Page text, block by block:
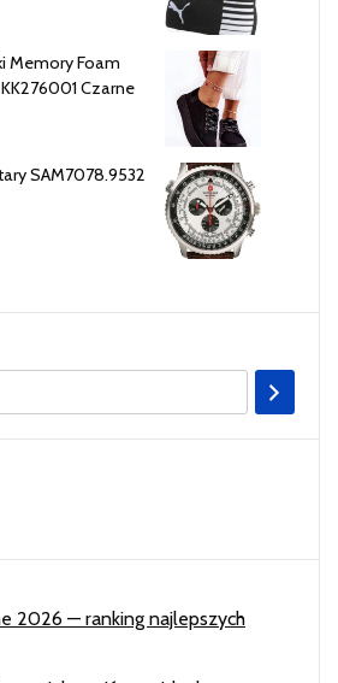
Memory Foam
Czarne
SAM7078.9532
2026 — ranking najlepszych